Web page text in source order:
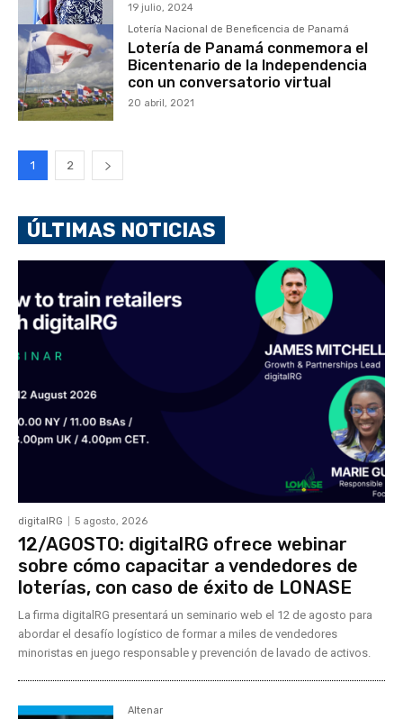
19 julio, 2024
Lotería Nacional de Beneficencia de Panamá
Lotería de Panamá conmemora el
Bicentenario de la Independencia
con un conversatorio virtual
20 abril, 2021
1 2
ÚLTIMAS NOTICIAS
digitalRG 5 agosto, 2026
12/AGOSTO: digitalRG ofrece webinar
sobre cómo capacitar a vendedores de
loterías, con caso de éxito de LONASE
La firma digitalRG presentará un seminario web el 12 de agosto para
abordar el desafío logístico de formar a miles de vendedores
minoristas en juego responsable y prevención de lavado de activos.
Altenar